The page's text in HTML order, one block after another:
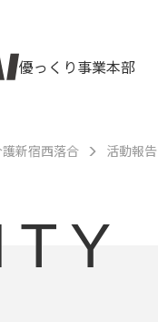
優っくり事業本部
新宿西落合 活動報告